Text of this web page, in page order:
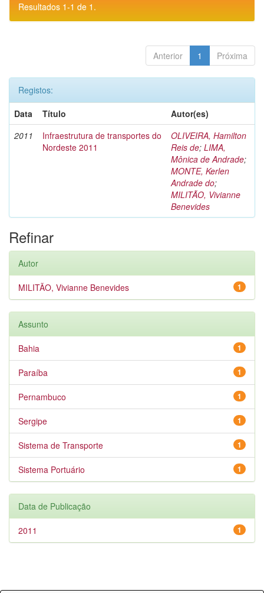
Resultados 1-1 de 1.
Anterior 1 Próxima
Registos:
Data
Título
Autor(es)
2011
Infraestrutura de transportes do
Nordeste 2011
OLIVEIRA, Hamilton
Reis de; LIMA,
Mônica de Andrade;
MONTE, Kerlen
Andrade do;
MILITÃO, Vivianne
Benevides
Refinar
Autor
1
MILITÃO, Vivianne Benevides
Assunto
1
Bahia
1
Paraíba
1
Pernambuco
1
Sergipe
1
Sistema de Transporte
1
Sistema Portuário
Data de Publicação
1
2011